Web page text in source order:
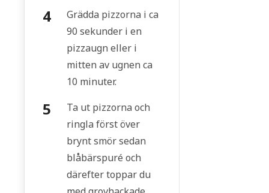
Grädda pizzorna i ca
90 sekunder i en
pizzaugn eller i
mitten av ugnen ca
10 minuter.
Ta ut pizzorna och
ringla först över
brynt smör sedan
blåbärspuré och
därefter toppar du